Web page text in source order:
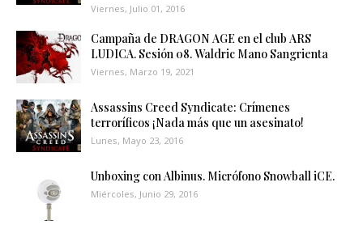
Viernes, Julio 01, 2016
Campaña de DRAGON AGE en el club ARS
LUDICA. Sesión 08. Waldric Mano Sangrienta
Viernes, Marzo 19, 2021
Assassins Creed Syndicate: Crímenes
terroríficos ¡Nada más que un asesinato!
Lunes, Mayo 23, 2016
Unboxing con Albinus. Micrófono Snowball iCE.
Miércoles, Junio 29, 2016